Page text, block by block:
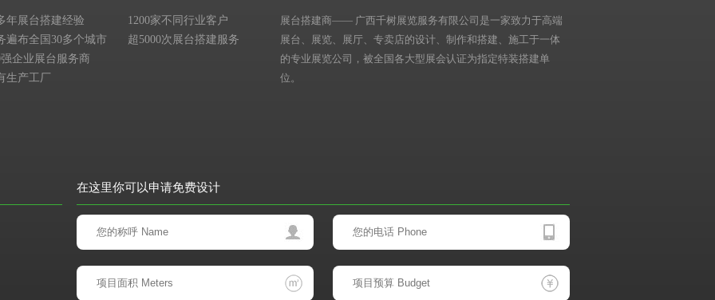
年展台搭建经验
遍布全国30多个城市
强企业展台服务商
生产工厂
1200家不同行业客户
超5000次展台搭建服务
展台搭建商—— 广西千树展览服务有限公司是一家致力于高端
展台、展览、展厅、专卖店的设计、制作和搭建、施工于一体
的专业展览公司，被全国各大型展会认证为指定特装搭建单
位。
在这里你可以申请免费设计